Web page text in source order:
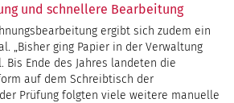
und schnellere Bearbeitung
ergibt sich zudem ein
„Bisher ging Papier in der Verwaltung
Bis Ende des Jahres landeten die
auf dem Schreibtisch der
Prüfung folgten viele weitere manuelle